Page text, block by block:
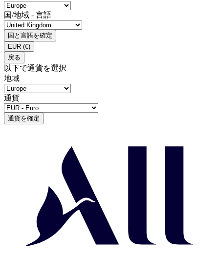
国/地域 - 言語
国と言語を確定
EUR (€)
戻る
以下で通貨を選択
地域
通貨
通貨を確定